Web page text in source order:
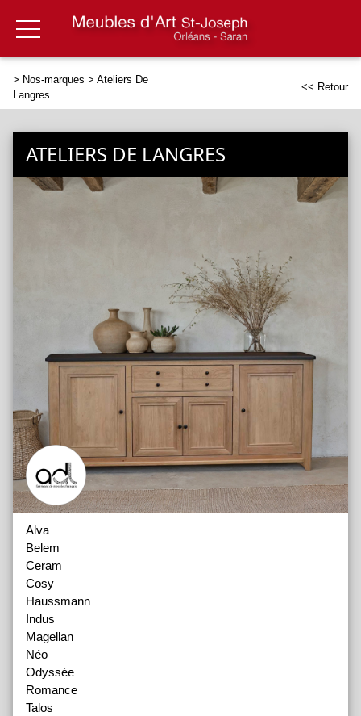
> Nos-marques > Ateliers De
Langres
<< Retour
ATELIERS DE LANGRES
Alva
Belem
Ceram
Cosy
Haussmann
Indus
Magellan
Néo
Odyssée
Romance
Talos